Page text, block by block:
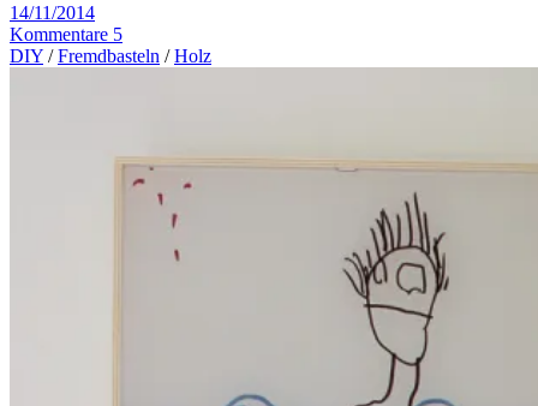
14/11/2014
Kommentare 5
DIY /Fremdbasteln /Holz